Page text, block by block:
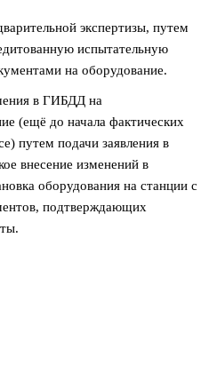
экспертизы, путем
испытательную
на оборудование.
в ГИБДД на
(ещё до начала фактических
путем подачи заявления в
внесение изменений в
оборудования на станции с
подтверждающих